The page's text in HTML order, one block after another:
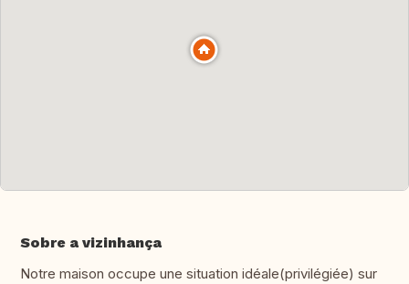
Sobre a vizinhança
Notre maison occupe une situation idéale(privilégiée) sur